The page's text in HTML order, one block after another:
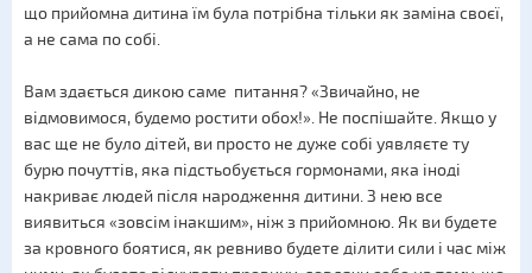
що прийомна дитина їм була потрібна тільки як заміна своєї,
а не сама по собі.
Вам здається дикою саме питання? «Звичайно, не
відмовимося, будемо ростити обох!». Не поспішайте. Якщо у
вас ще не було дітей, ви просто не дуже собі уявляєте ту
бурю почуттів, яка підстьобується гормонами, яка іноді
накриває людей після народження дитини. З нею все
виявиться «зовсім інакшим», ніж з прийомною. Як ви будете
за кровного боятися, як ревниво будете ділити сили і час між